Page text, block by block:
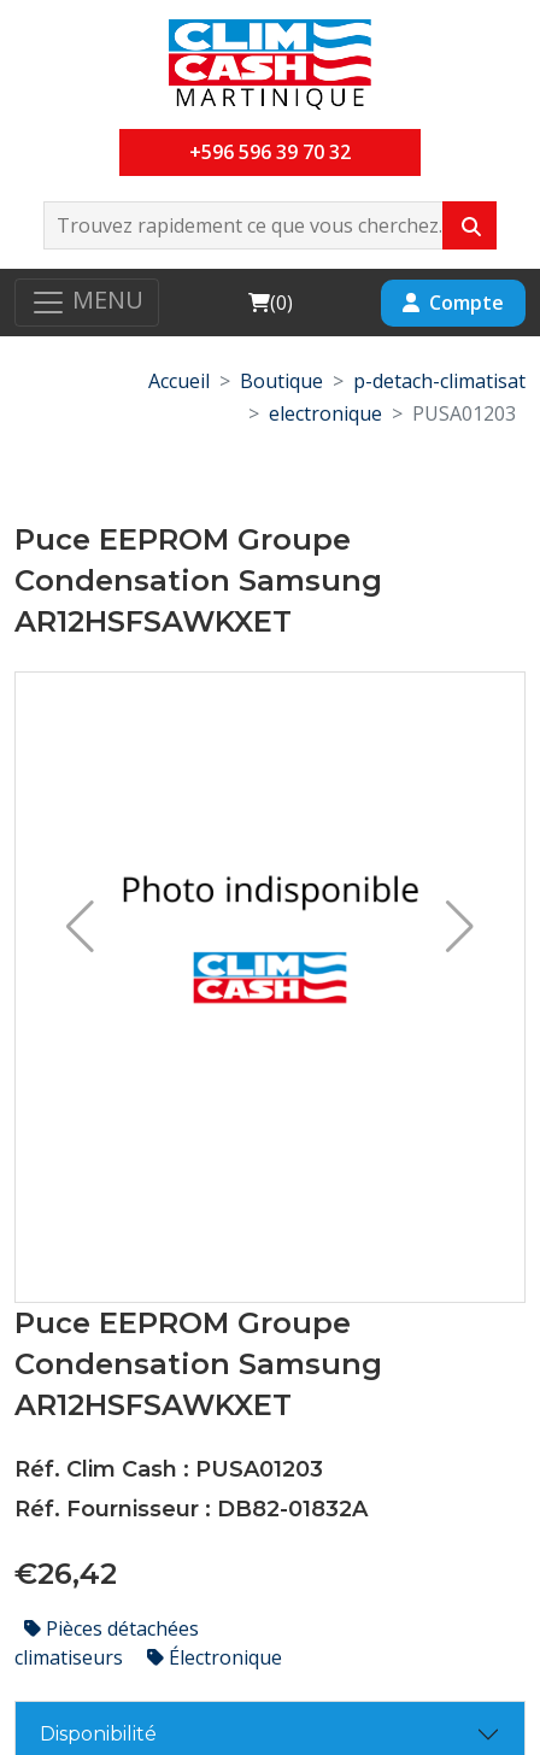
+596 596 39 70 32
MENU Cart
(0) Compte
Accueil Boutique
p-detach-climatisat
electronique
PUSA01203
Puce EEPROM Groupe
Condensation Samsung
AR12HSFSAWKXET
Puce EEPROM Groupe
Condensation Samsung
AR12HSFSAWKXET
Réf. Clim Cash : PUSA01203
Réf. Fournisseur : DB82-01832A
€26,42
Pièces détachées
climatiseurs
Électronique
Disponibilité